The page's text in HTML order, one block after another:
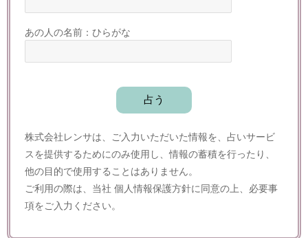
あの人の名前：ひらがな
株式会社レンサは、ご入力いただいた情報を、占いサービ
スを提供するためにのみ使用し、情報の蓄積を行ったり、
他の目的で使用することはありません。
ご利用の際は、当社個人情報保護方針に同意の上、必要事
項をご入力ください。